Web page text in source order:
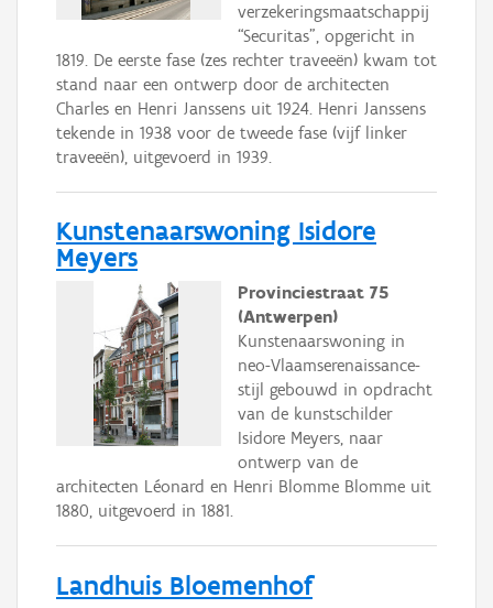
verzekeringsmaatschappij
“Securitas”, opgericht in
1819. De eerste fase (zes rechter traveeën) kwam tot
stand naar een ontwerp door de architecten
Charles en Henri Janssens uit 1924. Henri Janssens
tekende in 1938 voor de tweede fase (vijf linker
traveeën), uitgevoerd in 1939.
Kunstenaarswoning Isidore
Meyers
Provinciestraat 75
(Antwerpen)
Kunstenaarswoning in
neo-Vlaamserenaissance-
stijl gebouwd in opdracht
van de kunstschilder
Isidore Meyers, naar
ontwerp van de
architecten Léonard en Henri Blomme Blomme uit
1880, uitgevoerd in 1881.
Landhuis Bloemenhof